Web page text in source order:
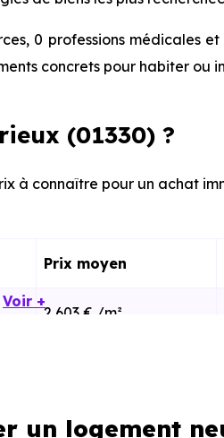
0 professions médicales
concrets pour habiter ou
(01330) ?
à connaître pour un achat
Prix moyen
2 603 € /m²
la surface, les
Voir +
un logement